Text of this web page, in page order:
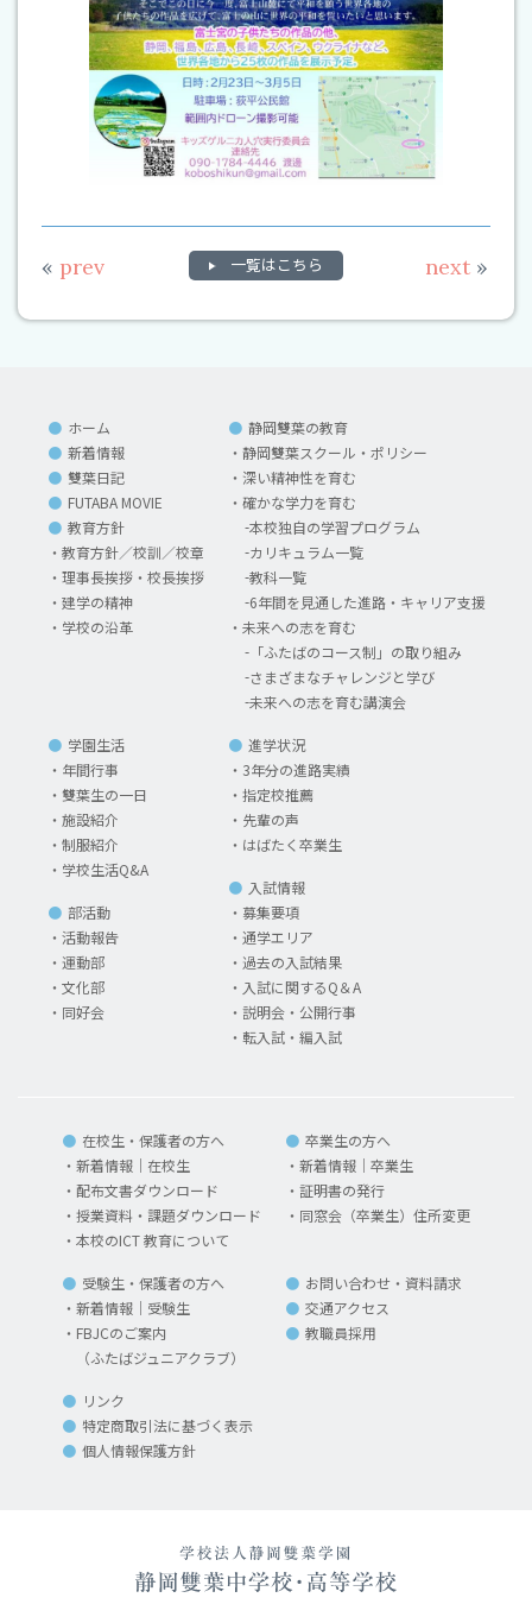
« prev 一覧はこちら next »
ホーム
新着情報
雙葉日記
FUTABA MOVIE
教育方針
教育方針／校訓／校章
理事長挨拶・校長挨拶
建学の精神
学校の沿革
静岡雙葉の教育
静岡雙葉スクール・ポリシー
深い精神性を育む
確かな学力を育む
本校独自の学習プログラム
カリキュラム一覧
教科一覧
6年間を見通した進路・キャリア支援
未来への志を育む
「ふたばのコース制」の取り組み
さまざまなチャレンジと学び
未来への志を育む講演会
学園生活
年間行事
雙葉生の一日
施設紹介
制服紹介
学校生活Q&A
部活動
活動報告
運動部
文化部
同好会
進学状況
3年分の進路実績
指定校推薦
先輩の声
はばたく卒業生
入試情報
募集要項
通学エリア
過去の入試結果
入試に関するQ＆A
説明会・公開行事
転入試・編入試
在校生・保護者の方へ
新着情報｜在校生
配布文書ダウンロード
授業資料・課題ダウンロード
本校のICT 教育について
卒業生の方へ
新着情報｜卒業生
証明書の発行
同窓会（卒業生）住所変更
受験生・保護者の方へ
新着情報｜受験生
FBJCのご案内
（ふたばジュニアクラブ）
お問い合わせ・資料請求
交通アクセス
教職員採用
リンク
特定商取引法に基づく表示
個人情報保護方針